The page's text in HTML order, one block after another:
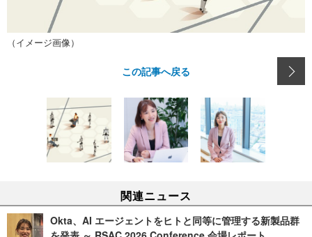
（イメージ画像）
この記事へ戻る
関連ニュース
Okta、AI エージェントをヒトと同等に管理する新製品群